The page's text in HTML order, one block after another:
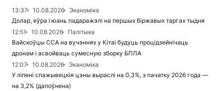
13:37 10.08.2026
Эканоміка
Долар, еўра і юань падаражэлі на першых біржавых таргах тыдня
12:51
10.08.2026
Палітыка
Вайскоўцы ССА на вучэннях у Кітаі будуць процідзейнічаць
дронам і асвойваць сумесную зборку БПЛА
12:07
10.08.2026
Эканоміка
У ліпені спажывецкія цэны выраслі на 0,3%, з пачатку 2026 года —
на 3,2% (дапоўнена)